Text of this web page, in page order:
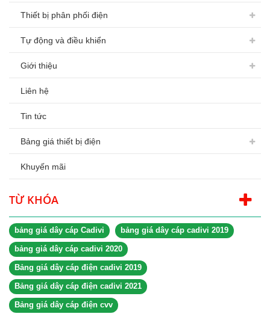
Thiết bị phân phối điện
Tự động và điều khiển
Giới thiệu
Liên hệ
Tin tức
Bảng giá thiết bị điện
Khuyến mãi
TỪ KHÓA
bảng giá dây cáp Cadivi bảng giá dây cáp cadivi 2019
bảng giá dây cáp cadivi 2020
Bảng giá dây cáp điện cadivi 2019
Bảng giá dây cáp điện cadivi 2021
Bảng giá dây cáp điện cvv